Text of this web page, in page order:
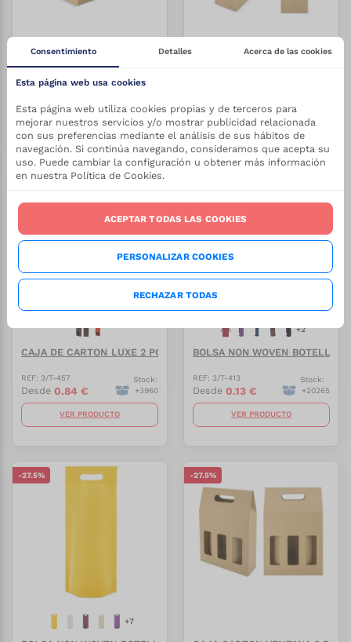
REF:3/Y-225
Stock:
VER PRODUCTO VER PRODUCTO
CAJA DE CARTON LUXE 2 PCS MESEGUERA
REF: 3/T-457
Desde 0.84 €
Stock:
+3960
VER PRODUCTO
+2
BOLSA NON WOVEN BOTELLA
REF: 3/T-413
Desde 0.13 €
Stock:
+20265
VER PRODUCTO
-27.5%
+7
-27.5%
Consentimiento Detalles Acerca de las cookies
Esta página web usa cookies
Esta página web utiliza cookies propias y de terceros para
mejorar nuestros servicios y/o mostrar publicidad relacionada
con sus preferencias mediante el análisis de sus hábitos de
navegación. Si continúa navegando, consideramos que acepta su
uso. Puede cambiar la configuración u obtener más información
en nuestra Política de Cookies.
RECHAZAR TODAS
PERSONALIZAR COOKIES
ACEPTAR TODAS LAS COOKIES